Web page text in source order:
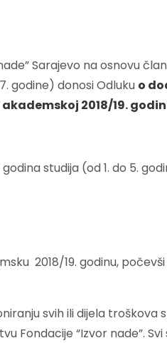
Sarajevo na osnovu
godine) donosi Odluku o
2018/19.
studija (od 1. do 5.
2018/19. godinu, počevši
svih ili dijela troškova
Fondacije “Izvor nade”.